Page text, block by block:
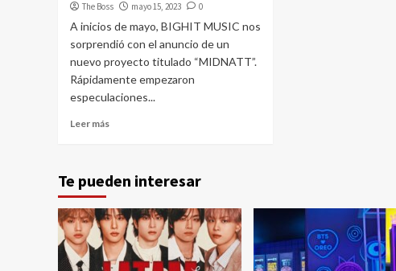
The Boss mayo 15, 2023 0
A inicios de mayo, BIGHIT MUSIC nos
sorprendió con el anuncio de un
nuevo proyecto titulado “MIDNATT”.
Rápidamente empezaron
especulaciones...
Leer más
Te pueden interesar